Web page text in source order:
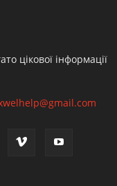
цікової інформації